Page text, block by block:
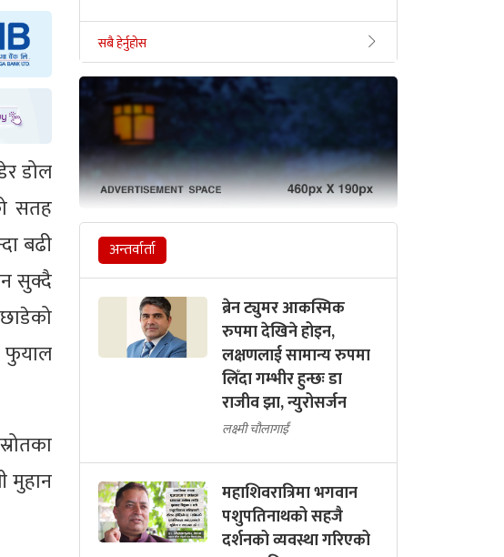
डोल
सतह
बढी
सुक्दै
फुयाल
मुहान
सबै हेर्नुहोस
अन्तर्वार्ता
ब्रेन ट्युमर आकस्मिक
रुपमा देखिने होइन,
लक्षणलाई सामान्य रुपमा
लिँदा गम्भीर हुन्छः डा
राजीव झा, न्युरोसर्जन
लक्ष्मी चौलागाईं
महाशिवरात्रिमा भगवान
पशुपतिनाथको सहजै
दर्शनको व्यवस्था गरिएको